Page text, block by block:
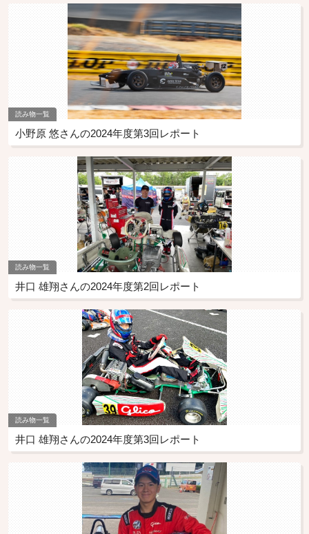
読み物一覧
小野原 悠さんの2024年度第3回レポート
読み物一覧
井口 雄翔さんの2024年度第2回レポート
読み物一覧
井口 雄翔さんの2024年度第3回レポート